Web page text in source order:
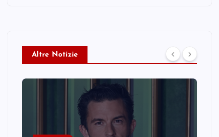
Altre Notizie